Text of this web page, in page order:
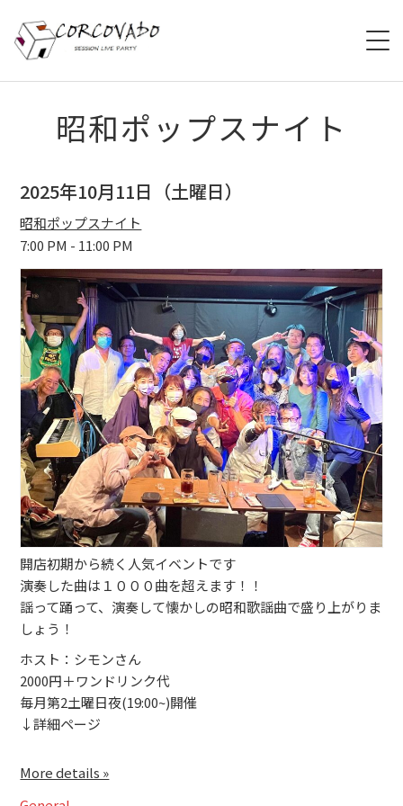
HOME
SCHEDULE
MENU
ACCESS
CONTACT
ブッキングライブ出演者募集！！
楽器機材等
初心者POPS
昭和ポップスナイト
2025年10月11日（土曜日）
昭和ポップスナイト
7:00 PM - 11:00 PM
開店初期から続く人気イベントです
演奏した曲は１０００曲を超えます！！
謡って踊って、演奏して懐かしの昭和歌謡曲で盛り上がりま
しょう！
ホスト：シモンさん
2000円＋ワンドリンク代
毎月第2土曜日夜(19:00~)開催
↓詳細ページ
More details »